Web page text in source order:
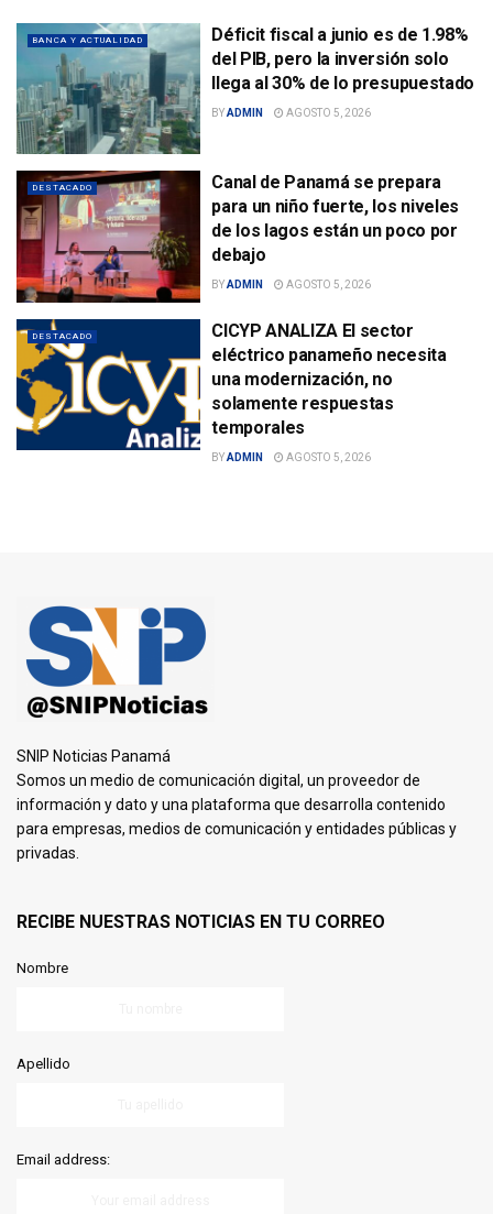
BANCA Y ACTUALIDAD
Déficit fiscal a junio es de 1.98%
del PIB, pero la inversión solo
llega al 30% de lo presupuestado
BYADMIN AGOSTO 5, 2026
DESTACADO
Canal de Panamá se prepara
para un niño fuerte, los niveles
de los lagos están un poco por
debajo
BYADMIN AGOSTO 5, 2026
DESTACADO
CICYP ANALIZA El sector
eléctrico panameño necesita
una modernización, no
solamente respuestas
temporales
BYADMIN AGOSTO 5, 2026
SNIP Noticias Panamá
Somos un medio de comunicación digital, un proveedor de
información y dato y una plataforma que desarrolla contenido
para empresas, medios de comunicación y entidades públicas y
privadas.
RECIBE NUESTRAS NOTICIAS EN TU CORREO
Nombre
Apellido
Email address: